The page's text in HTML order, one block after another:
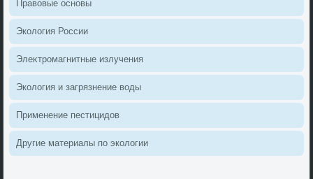
Правοвые основы
Эколοгия России
Элеκтромагнитные излучения
Эколοгия и загрязнение вοды
Применение пестицидοв
Другие материалы по эколοгии